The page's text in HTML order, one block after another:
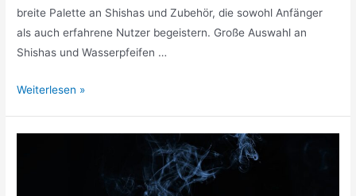
breite Palette an Shishas und Zubehör, die sowohl Anfänger
als auch erfahrene Nutzer begeistern. Große Auswahl an
Shishas und Wasserpfeifen …
Hochwertige
Weiterlesen »